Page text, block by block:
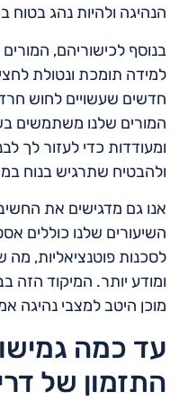
הנהיגה ולהיות נהג בטוח
בנוסף לכישוריהם,
למידה תומכת ונטולת
חדשים שעשויים לחוש
המורים שלנו משתמשים
ומעודדות כדי לעזור לך
ולהבטיח שתרגיש בנוח
אנו גם מדגישים את
השיעורים שלנו כוללים
לסכנות פוטנציאליות, מה
ומודע יותר. המיקוד הזה
מוכן היטב למצבי נהיגה
עד כמה
התזמון של